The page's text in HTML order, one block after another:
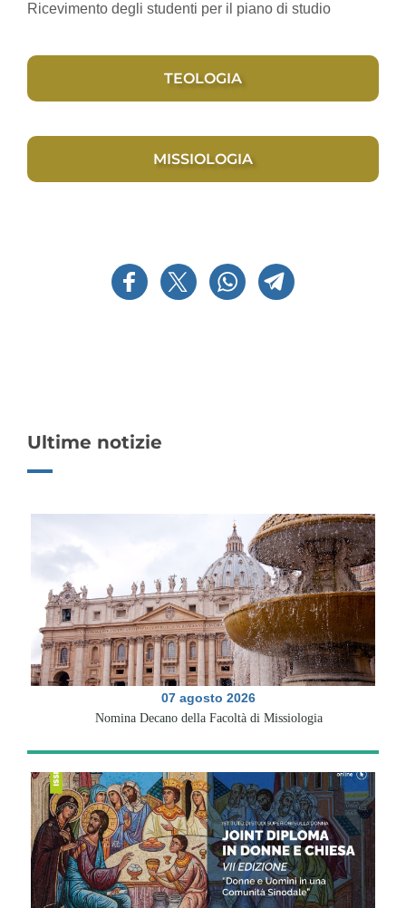
Ricevimento degli studenti per il piano di studio
TEOLOGIA
MISSIOLOGIA
Ultime notizie
07 agosto 2026
Nomina Decano della Facoltà di Missiologia